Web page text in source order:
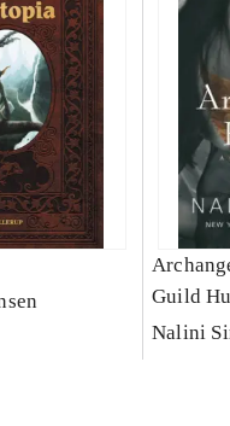
Guild
Nalini